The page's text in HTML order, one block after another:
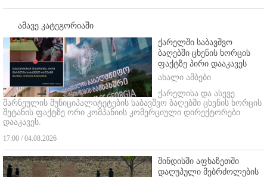
ამავე კატეგორიაში
ქარელში საბავშვო
ბაღებში ცხენის ხორცის
ფაქტზე პირი დააკავეს
ახალი ამბები
ქარელისა და ასევე
მარნეულის მუნიციპალიტეტების საბავშვო ბაღებში ცხენის ხორცის
შეტანის ფაქტზე ორი კომპანიის კომერციული დირექტორები
დააკავეს.
17:00 / 04.08.2026
შინდისში აფხაზეთში
დაღუპული მებრძოლების